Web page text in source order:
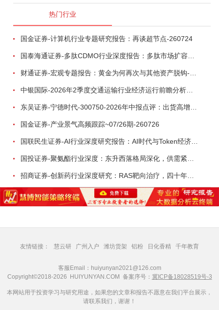
热门行业
国金证券-计算机行业专题研究报告：再谈超节点-260724
中银国际-2026年2季度交通运输行业经济运行前瞻分析：地缘冲突致航运和航空景气度分化，交通基础设施板块总体呈现稳健特征-260724
东吴证券-宁德时代-300750-2026年中报点评：出货高增业绩稳健，回购彰显龙头信心-260726
国金证券-产业景气高频跟踪~07/26期-260726
国联民生证券-AI行业深度研究报告：AI时代与Token经济，从技术符号到数字石油-260801
招商证券-创新药行业深度研究：RAS靶向治疗，四十年不可成药的终结，与终结之后的治疗格局演化-260805
友情链接： 慧云研 广州入户 潍坊货架 铝粉 日化香精 千年教育
客服Email：huiyunyan2021@126.com
Copyright©2018-2026 HUIYUNYAN.COM 备案序号： 冀ICP备18028519号-3
本网站用于投资学习与研究用途，如果您的文章和报告不愿意在我们平台展示，
请联系我们，谢谢！